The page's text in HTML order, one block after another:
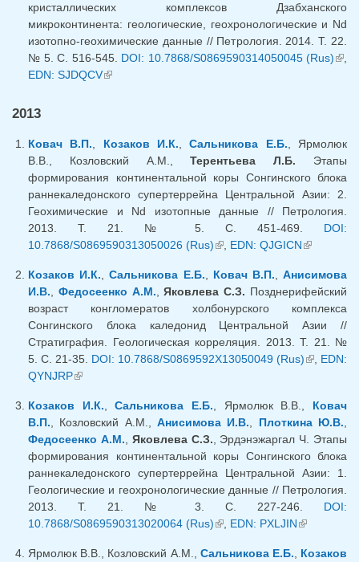
кристаллических комплексов Дзабханского
микроконтинента: геологические, геохронологические и Nd
изотопно-геохимические данные // Петрология. 2014. Т. 22.
№ 5. С. 516-545. DOI: 10.7868/S0869590314050045 (Rus)
EDN: SJDQCV(внешняя ссылка)
2013
Ковач В.П. Козаков И.К. ,Сальникова Е.Б. , Ярмолюк
В.В., Козловский А.М.,Терентьева Л.Б. Этапы
формирования континентальной коры Сонгинского блока
раннекаледонского супертеррейна Центральной Азии: 2.
Геохимические и Nd изотопные данные // Петрология.
2013. Т. 21. № 5. С. 451-469. DOI:
10.7868/S0869590313050026 (Rus)(внешняя ссылка)
EDN: QJGICN(внешняя
Козаков И.К. ,Сальникова Е.Б. Ковач В.П. ,Анисимова
И.В.
Федосеенко А.М. ,Яковлева С.З. Позднерифейский
возраст конгломератов холбонурского комплекса
Сонгинского блока каледонид Центральной Азии //
Стратиграфия. Геологическая корреляция. 2013. Т. 21. №
5. С. 21-35. DOI: 10.7868/S0869592X13050049 (Rus)(внешняя
EDN:
QYNJRP(внешняя ссылка)
Козаков И.К. ,Сальникова Е.Б. , Ярмолюк В.В., Ковач
В.П. , Козловский А.М., Анисимова И.В. Плоткина Ю.В.
Федосеенко А.М.
Яковлева С.З. , Эрдэнэжаргал Ч. Этапы
формирования континентальной коры Сонгинского блока
раннекаледонского супертеррейна Центральной Азии: 1.
Геологические и геохронологические данные // Петрология.
2013. Т. 21. № 3. С. 227-246. DOI:
10.7868/S0869590313020064 (Rus)(внешняя ссылка)
EDN: PXLJIN(внешняя
Ярмолюк В.В., Козловский А.М., Сальникова Е.Б.
Козаков